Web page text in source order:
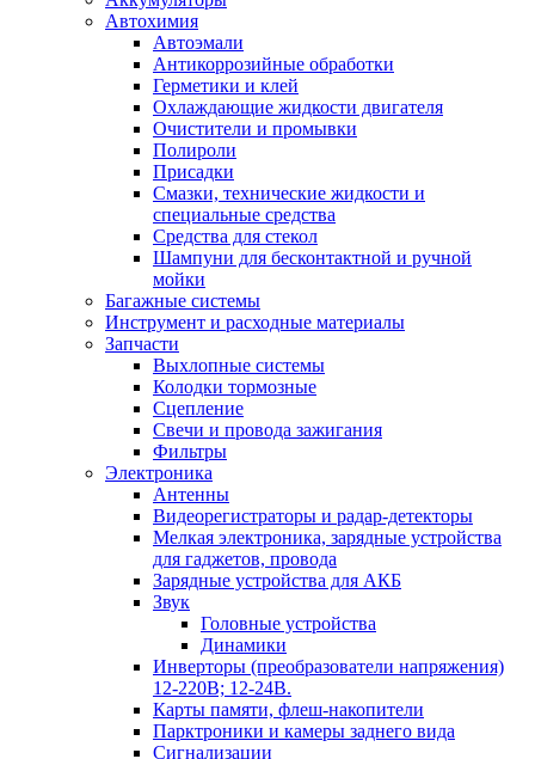
Автохимия
Автоэмали
Антикоррозийные обработки
Герметики и клей
Охлаждающие жидкости двигателя
Очистители и промывки
Полироли
Присадки
Смазки, технические жидкости и
специальные средства
Средства для стекол
Шампуни для бесконтактной и ручной
мойки
Багажные системы
Инструмент и расходные материалы
Запчасти
Выхлопные системы
Колодки тормозные
Сцепление
Свечи и провода зажигания
Фильтры
Электроника
Антенны
Видеорегистраторы и радар-детекторы
Мелкая электроника, зарядные устройства
для гаджетов, провода
Зарядные устройства для АКБ
Звук
Головные устройства
Динамики
Инверторы (преобразователи напряжения)
12-220В; 12-24В.
Карты памяти, флеш-накопители
Парктроники и камеры заднего вида
Сигнализации